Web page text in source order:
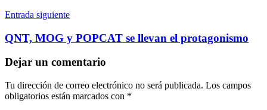
Entrada siguiente
QNT, MOG y POPCAT se llevan el protagonismo
Dejar un comentario
Tu dirección de correo electrónico no será publicada. Los campos
obligatorios están marcados con *